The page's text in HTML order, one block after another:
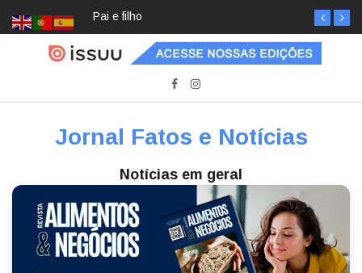
Pai e filho
Jornal Fatos e Notícias
Notícias em geral